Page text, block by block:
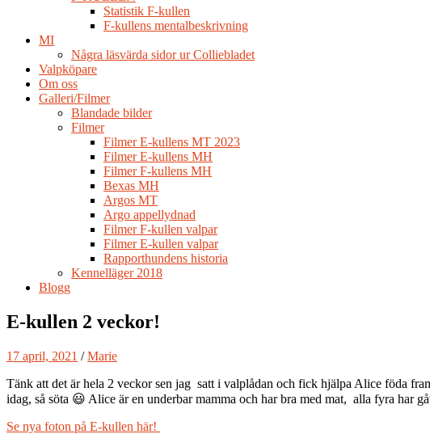
Statistik F-kullen
F-kullens mentalbeskrivning
MI
Några läsvärda sidor ur Colliebladet
Valpköpare
Om oss
Galleri/Filmer
Blandade bilder
Filmer
Filmer E-kullens MT 2023
Filmer E-kullens MH
Filmer F-kullens MH
Bexas MH
Argos MT
Argo appellydnad
Filmer F-kullen valpar
Filmer E-kullen valpar
Rapporthundens historia
Kennelläger 2018
Blogg
E-kullen 2 veckor!
17 april, 2021 /Marie
Tänk att det är hela 2 veckor sen jag satt i valplådan och fick hjälpa Alice föda
idag, så söta 😃 Alice är en underbar mamma och har bra med mat, alla fyra har
Se nya foton på E-kullen här!